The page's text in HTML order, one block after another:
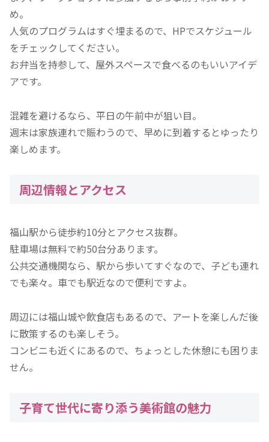
め。
人気のプログラムはすぐ埋まるので、HPでスケジュール
をチェックしてください。
お弁当を持参して、屋外スペースで食べるのもいいアイデ
アです。
混雑を避けるなら、平日の午前中が狙い目。
週末は家族連れで賑わうので、早めに到着するとゆったり
楽しめます。
周辺情報とアクセス
福山駅から徒歩約10分とアクセス抜群。
駐車場は無料で約50台分あります。
公共交通機関なら、駅から歩いてすぐなので、子ども連れ
でも楽々。車でも駅近なので便利ですよ。
周辺には福山城や飲食店もあるので、アートを楽しんだ後
に散策するのも楽しそう。
コンビニも近くにあるので、ちょっとした休憩にも困りま
せん。
子育て世代に寄り添う美術館の魅力